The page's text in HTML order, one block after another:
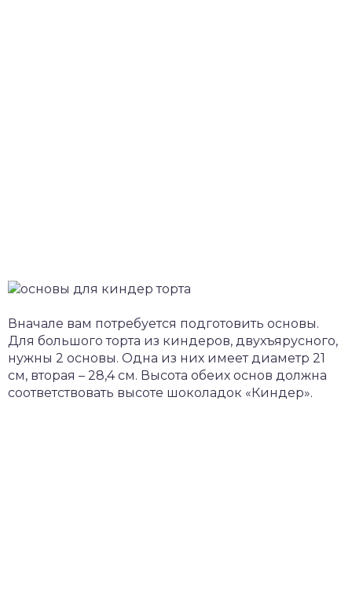
Вначале вам потребуется подготовить основы.
Для большого торта из киндеров, двухъярусного,
нужны 2 основы. Одна из них имеет диаметр 21
см, вторая – 28,4 см. Высота обеих основ должна
соответствовать высоте шоколадок «Киндер».